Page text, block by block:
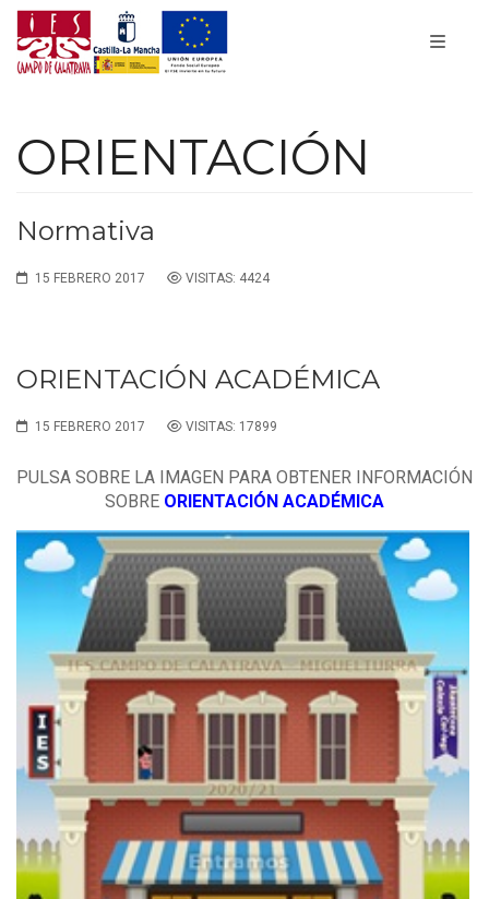
ORIENTACIÓN
Normativa
15 FEBRERO 2017 VISITAS: 4424
ORIENTACIÓN ACADÉMICA
15 FEBRERO 2017 VISITAS: 17899
PULSA SOBRE LA IMAGEN PARA OBTENER INFORMACIÓN
SOBRE ORIENTACIÓN ACADÉMICA